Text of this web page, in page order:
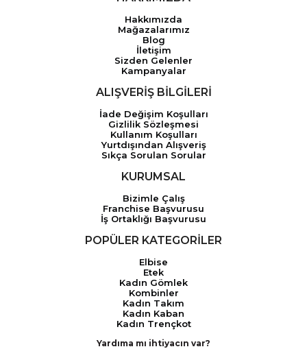
Hakkımızda
Mağazalarımız
Blog
İletişim
Sizden Gelenler
Kampanyalar
ALIŞVERİŞ BİLGİLERİ
İade Değişim Koşulları
Gizlilik Sözleşmesi
Kullanım Koşulları
Yurtdışından Alışveriş
Sıkça Sorulan Sorular
KURUMSAL
Bizimle Çalış
Franchise Başvurusu
İş Ortaklığı Başvurusu
POPÜLER KATEGORİLER
Elbise
Etek
Kadın Gömlek
Kombinler
Kadın Takım
Kadın Kaban
Kadın Trençkot
Yardıma mı ihtiyacın var?